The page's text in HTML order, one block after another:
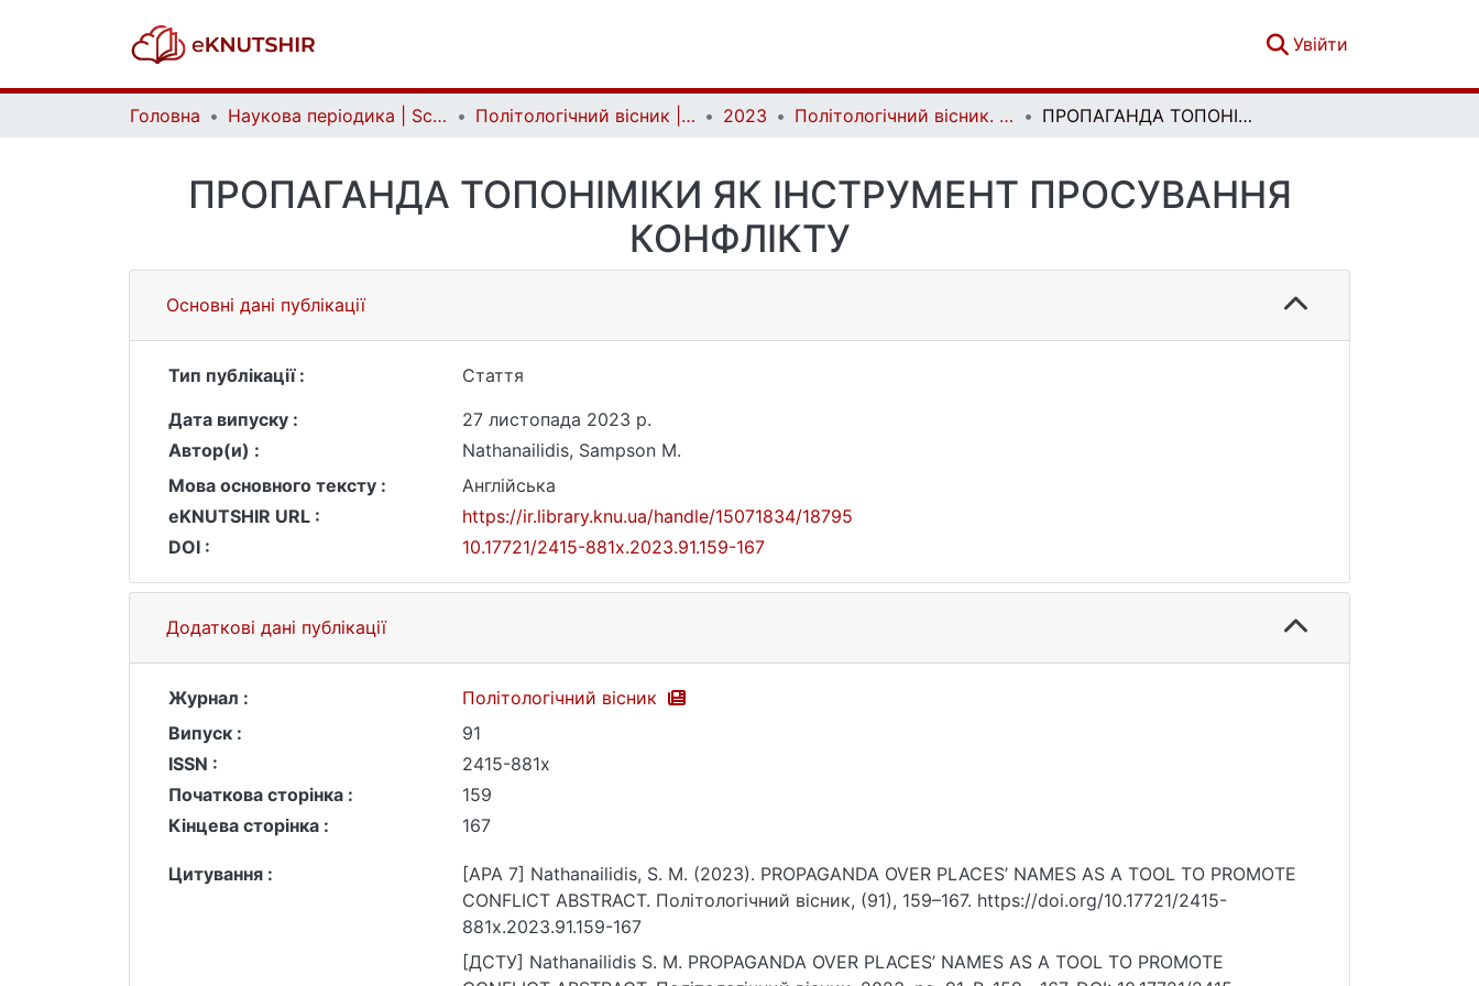
Увійти
Головна Наукова періодика | Scientific periodicals Політологічний вісник | Politology bulletin 2023 Політологічний вісник. Випуск 91 ПРОПАГАНДА ТОПОНІМІКИ ЯК ІНСТРУМЕНТ ПРОСУВАННЯ КОНФЛІКТУ
ПРОПАГАНДА ТОПОНІМІКИ ЯК ІНСТРУМЕНТ ПРОСУВАННЯ
КОНФЛІКТУ
Основні дані публікації
Тип публікації :
Стаття
Дата випуску :
27 листопада 2023 р.
Автор(и) :
Nathanailidis, Sampson M.
Мова основного тексту :
Англійська
eKNUTSHIR URL :
https://ir.library.knu.ua/handle/15071834/18795
DOI :
10.17721/2415-881x.2023.91.159-167
Додаткові дані публікації
Журнал :
Політологічний вісник
Випуск :
91
ISSN :
2415-881x
Початкова сторінка :
159
Кінцева сторінка :
167
Цитування :
[APA 7] Nathanailidis, S. M. (2023). PROPAGANDA OVER PLACES’ NAMES AS A TOOL TO PROMOTE
CONFLICT ABSTRACT. Політологічний вісник, (91), 159–167. https://doi.org/10.17721/2415-
881x.2023.91.159-167
[ДСТУ] Nathanailidis S. M. PROPAGANDA OVER PLACES’ NAMES AS A TOOL TO PROMOTE